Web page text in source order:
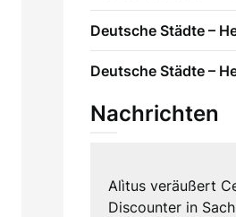
Deutsche Städte –
Deutsche Städte –
Nachrichten
Alìtus veräußert
Discounter in